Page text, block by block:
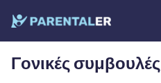
Γονικές συμβουλές